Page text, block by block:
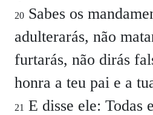
20 Sabes os
adulterarás, não
furtarás, não dirás
honra a teu pai e a
21 E disse ele: Todas